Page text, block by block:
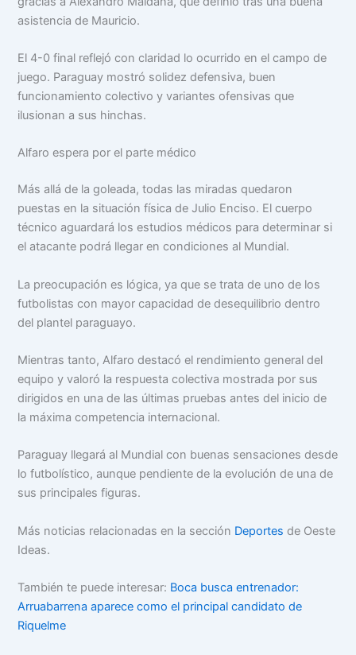
asistencia de Mauricio.
El 4-0 final reflejó con claridad lo ocurrido en el campo de
juego. Paraguay mostró solidez defensiva, buen
funcionamiento colectivo y variantes ofensivas que
ilusionan a sus hinchas.
Alfaro espera por el parte médico
Más allá de la goleada, todas las miradas quedaron
puestas en la situación física de Julio Enciso. El cuerpo
técnico aguardará los estudios médicos para determinar si
el atacante podrá llegar en condiciones al Mundial.
La preocupación es lógica, ya que se trata de uno de los
futbolistas con mayor capacidad de desequilibrio dentro
del plantel paraguayo.
Mientras tanto, Alfaro destacó el rendimiento general del
equipo y valoró la respuesta colectiva mostrada por sus
dirigidos en una de las últimas pruebas antes del inicio de
la máxima competencia internacional.
Paraguay llegará al Mundial con buenas sensaciones desde
lo futbolístico, aunque pendiente de la evolución de una de
sus principales figuras.
Más noticias relacionadas en la sección Deportes de Oeste
Ideas.
También te puede interesar: Boca busca entrenador:
Arruabarrena aparece como el principal candidato de
Riquelme